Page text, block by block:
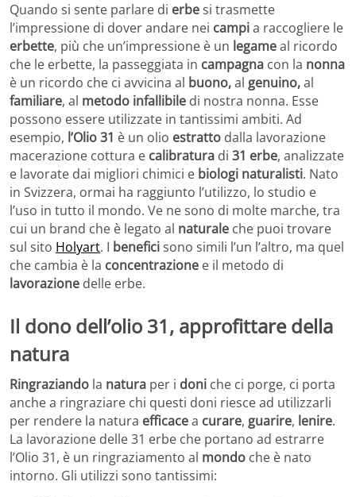
Quando si sente parlare di erbesi trasmette
l’impressione di dover andare nei campia raccogliere le
erbette, più che un’impressione è un legameal ricordo
che le erbette, la passeggiata in campagna con la nonna
è un ricordo che ci avvicina al buono,al genuino,al
familiare, al metodo infallibile di nostra nonna. Esse
possono essere utilizzate in tantissimi ambiti. Ad
esempio, l’Olio 31 è un olio estratto dalla lavorazione
macerazione cottura e calibratura di 31 erbe, analizzate
e lavorate dai migliori chimici e biologi naturalisti. Nato
in Svizzera, ormai ha raggiunto l’utilizzo, lo studio e
l’uso in tutto il mondo. Ve ne sono di molte marche, tra
cui un brand che è legato al naturale che puoi trovare
sul sito Holyart. I beneficisono simili l’un l’altro, ma quel
che cambia è la concentrazione e il metodo di
lavorazione delle erbe.
Il dono dell’olio 31, approfittare della
natura
Ringraziando la natura per i doni che ci porge, ci porta
anche a ringraziare chi questi doni riesce ad utilizzarli
per rendere la natura efficacea curare, guarire, lenire.
La lavorazione delle 31 erbe che portano ad estrarre
l’Olio 31, è un ringraziamento al mondo che è nato
intorno. Gli utilizzi sono tantissimi: